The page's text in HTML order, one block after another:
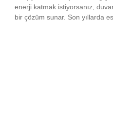
enerji katmak istiyorsanız,
bir çözüm sunar. Son yıllarda